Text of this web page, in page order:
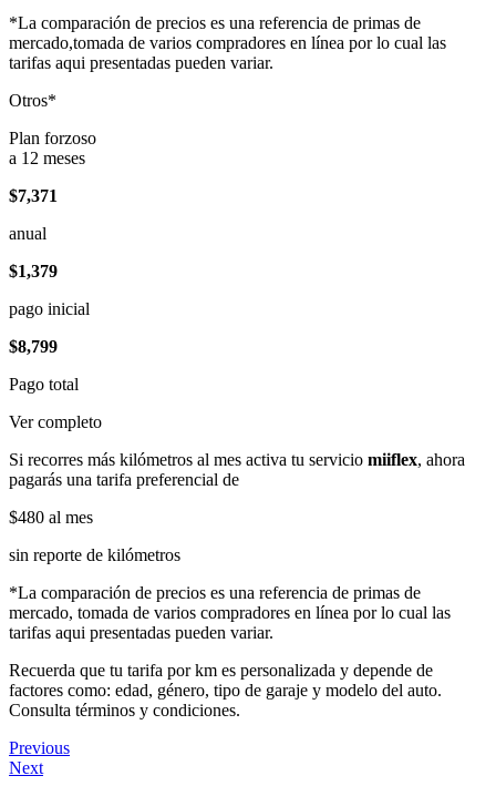
*La comparación de precios es una referencia de primas de
mercado,tomada de varios compradores en línea por lo cual las
tarifas aqui presentadas pueden variar.
Otros*
Plan forzoso
a 12 meses
$7,371
anual
$1,379
pago inicial
$8,799
Pago total
Ver completo
Si recorres más kilómetros al mes activa tu servicio miiflex, ahora
pagarás una tarifa preferencial de
$480 al mes
sin reporte de kilómetros
*La comparación de precios es una referencia de primas de
mercado, tomada de varios compradores en línea por lo cual las
tarifas aqui presentadas pueden variar.
Recuerda que tu tarifa por km es personalizada y depende de
factores como: edad, género, tipo de garaje y modelo del auto.
Consulta términos y condiciones.
Previous
Next